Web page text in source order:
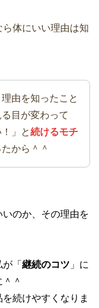
体にいい理由は知
由を知ったこと
目が変わって
！」と続けるモチ
から＾＾
のか、その理由を
「 継続のコツ 」に
＾
続けやすくなりま